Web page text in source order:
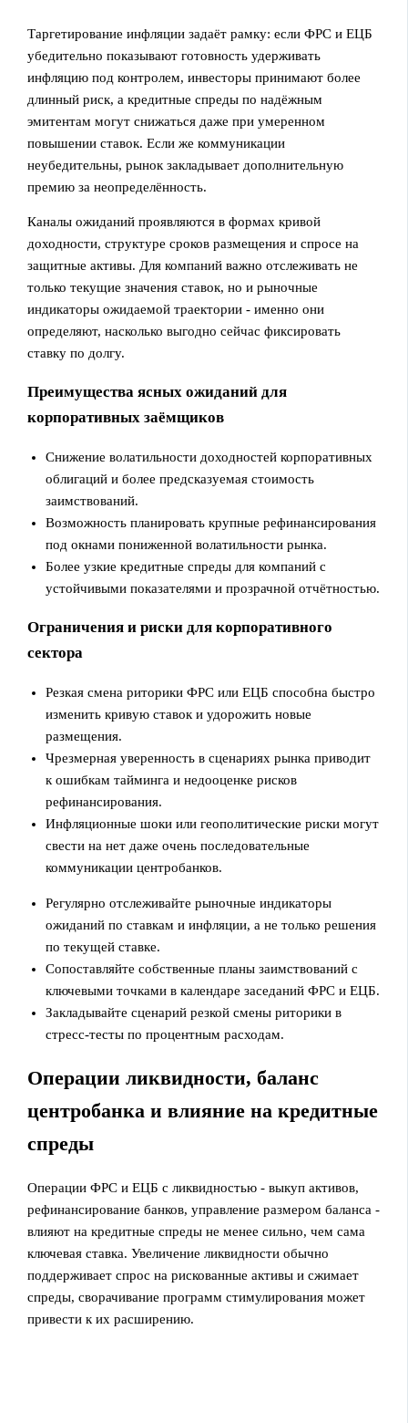
Таргетирование инфляции задаёт рамку: если ФРС и ЕЦБ
убедительно показывают готовность удерживать
инфляцию под контролем, инвесторы принимают более
длинный риск, а кредитные спреды по надёжным
эмитентам могут снижаться даже при умеренном
повышении ставок. Если же коммуникации
неубедительны, рынок закладывает дополнительную
премию за неопределённость.
Каналы ожиданий проявляются в формах кривой
доходности, структуре сроков размещения и спросе на
защитные активы. Для компаний важно отслеживать не
только текущие значения ставок, но и рыночные
индикаторы ожидаемой траектории - именно они
определяют, насколько выгодно сейчас фиксировать
ставку по долгу.
Преимущества ясных ожиданий для
корпоративных заёмщиков
Снижение волатильности доходностей корпоративных
облигаций и более предсказуемая стоимость
заимствований.
Возможность планировать крупные рефинансирования
под окнами пониженной волатильности рынка.
Более узкие кредитные спреды для компаний с
устойчивыми показателями и прозрачной отчётностью.
Ограничения и риски для корпоративного
сектора
Резкая смена риторики ФРС или ЕЦБ способна быстро
изменить кривую ставок и удорожить новые
размещения.
Чрезмерная уверенность в сценариях рынка приводит
к ошибкам тайминга и недооценке рисков
рефинансирования.
Инфляционные шоки или геополитические риски могут
свести на нет даже очень последовательные
коммуникации центробанков.
Регулярно отслеживайте рыночные индикаторы
ожиданий по ставкам и инфляции, а не только решения
по текущей ставке.
Сопоставляйте собственные планы заимствований с
ключевыми точками в календаре заседаний ФРС и ЕЦБ.
Закладывайте сценарий резкой смены риторики в
стресс‑тесты по процентным расходам.
Операции ликвидности, баланс
центробанка и влияние на кредитные
спреды
Операции ФРС и ЕЦБ с ликвидностью - выкуп активов,
рефинансирование банков, управление размером баланса -
влияют на кредитные спреды не менее сильно, чем сама
ключевая ставка. Увеличение ликвидности обычно
поддерживает спрос на рискованные активы и сжимает
спреды, сворачивание программ стимулирования может
привести к их расширению.